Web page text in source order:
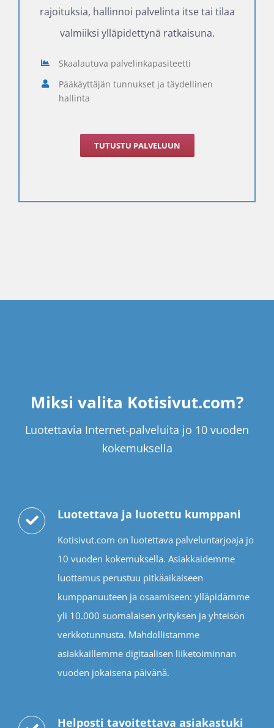
rajoituksia, hallinnoi palvelinta itse tai tilaa
valmiiksi ylläpidettynä ratkaisuna.
Skaalautuva palvelinkapasiteetti
Pääkäyttäjän tunnukset ja täydellinen
hallinta
TUTUSTU PALVELUUN
Miksi valita Kotisivut.com?
Luotettavia Internet-palveluita jo 10 vuoden
kokemuksella
Luotettava ja luotettu kumppani
Kotisivut.com on luotettava palveluntarjoaja jo
10 vuoden kokemuksella. Asiakkaidemme
luottamus perustuu pitkäaikaiseen
kumppanuuteen ja osaamiseen: ylläpidämme
yli 10.000 suomalaisen yrityksen ja yhteisön
verkkotunnusta. Mahdollistamme
asiakkaillemme digitaalisen liiketoiminnan
vuoden jokaisena päivänä.
Helposti tavoitettava asiakastuki